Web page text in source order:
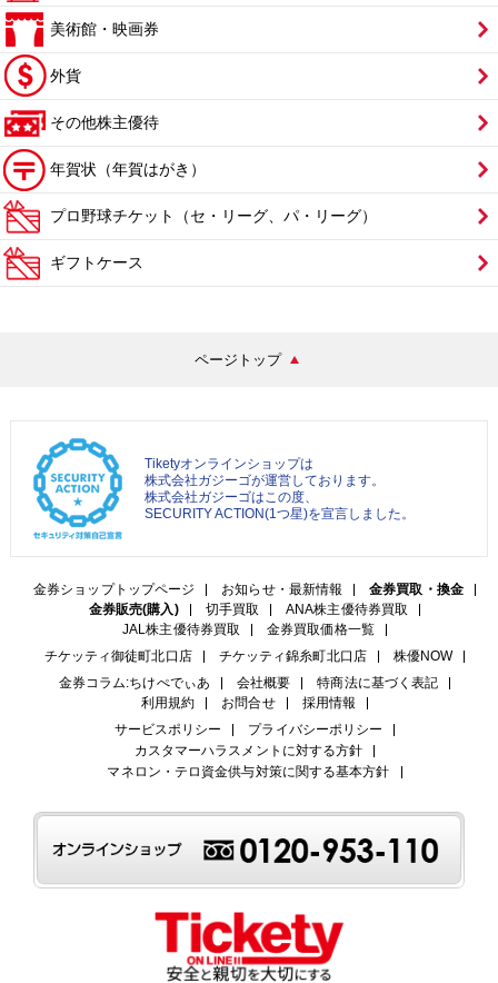
美術館・映画券
外貨
その他株主優待
年賀状（年賀はがき）
プロ野球チケット（セ・リーグ、パ・リーグ）
ギフトケース
ページトップ
Tiketyオンラインショップは
株式会社ガジーゴが運営しております。
株式会社ガジーゴはこの度、
SECURITY ACTION(1つ星)を宣言しました。
金券ショップトップページ お知らせ・最新情報
金券買取・換金
金券販売(購入)
切手買取
ANA株主優待券買取
JAL株主優待券買取
金券買取価格一覧
チケッティ御徒町北口店
チケッティ錦糸町北口店
株優NOW
金券コラム:ちけぺでぃあ
会社概要
特商法に基づく表記
利用規約
お問合せ
採用情報
サービスポリシー
プライバシーポリシー
カスタマーハラスメントに対する方針
マネロン・テロ資金供与対策に関する基本方針